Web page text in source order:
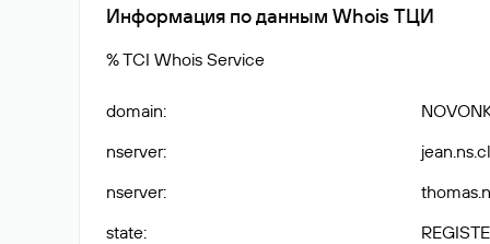
Информация по данным Whois ТЦИ
% TCI Whois Service
domain:
nserver:
nserver:
state: